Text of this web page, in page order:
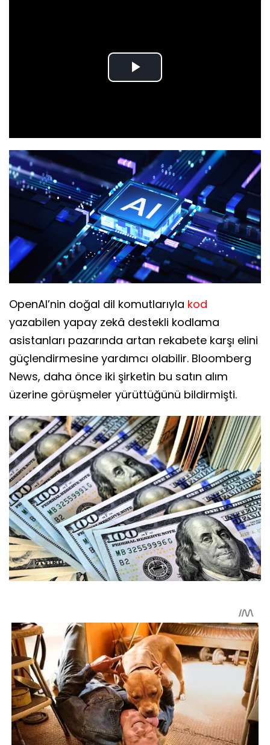
Play
OpenAI’nin doğal dil komutlarıyla kod
yazabilen yapay zekâ destekli kodlama
asistanları pazarında artan rekabete karşı elini
güçlendirmesine yardımcı olabilir. Bloomberg
News, daha önce iki şirketin bu satın alım
üzerine görüşmeler yürüttüğünü bildirmişti.